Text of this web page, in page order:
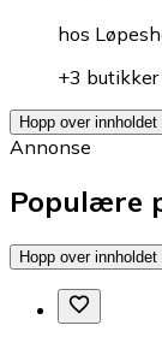
hos
+3 butikker
Hopp over innholdet
Annonse
Populære
Hopp over innholdet